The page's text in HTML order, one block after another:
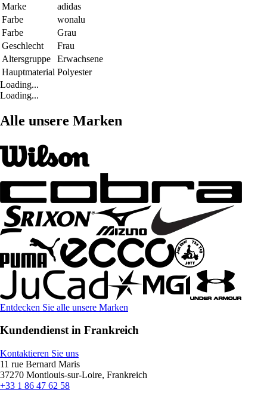
Marke
adidas
Farbe
wonalu
Farbe
Grau
Geschlecht
Frau
Altersgruppe
Erwachsene
Hauptmaterial Polyester
Loading...
Loading...
Alle unsere Marken
Entdecken Sie alle unsere Marken
Kundendienst in Frankreich
Kontaktieren Sie uns
11 rue Bernard Maris
37270 Montlouis-sur-Loire, Frankreich
+33 1 86 47 62 58